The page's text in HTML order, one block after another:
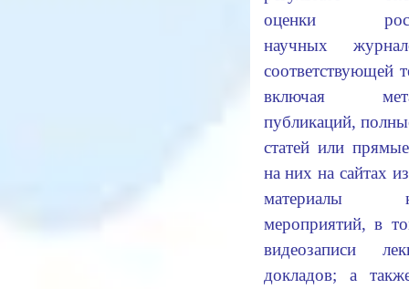
оценки
научных
соответствующей
включая
публикаций,
статей или
на них на сайтах
материалы
мероприятий, в
видеозаписи
докладов; а